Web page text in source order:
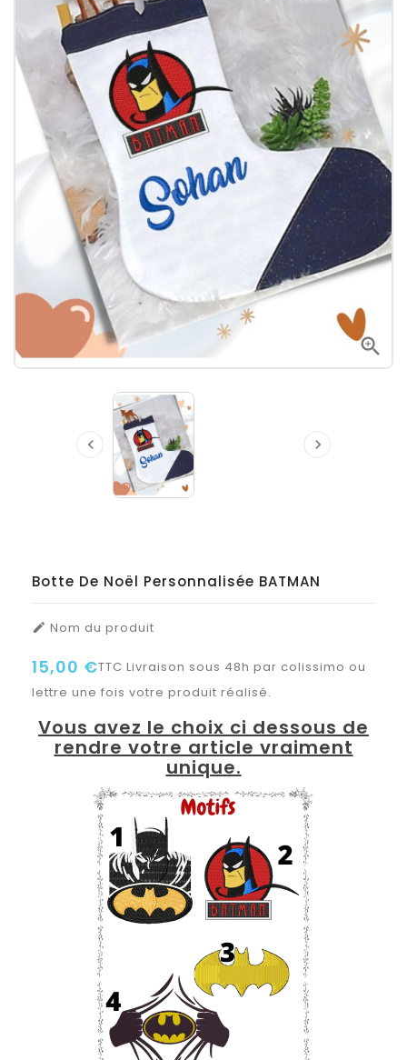

 
Botte De Noël Personnalisée BATMAN
 Nom du produit
15,00 €TTC Livraison sous 48h par colissimo ou
lettre une fois votre produit réalisé.
Vous avez le choix ci dessous de
rendre votre article vraiment
unique.